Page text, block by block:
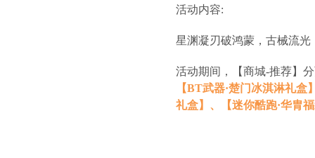
活动内容:
星渊凝刃破鸿蒙，古械流光
活动期间，【商城-推荐】
【BT武器·楚门冰淇淋礼
礼盒】、【迷你酷跑·华胄